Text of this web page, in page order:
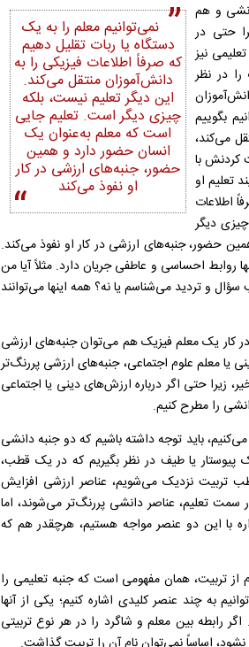
نمی‌توانیم معلم را به یک
دستگاه یا ربات تقلیل دهیم
که صرفاً اطلاعات فیزیکی را به
دانش‌آموزان منتقل می‌کند.
این دیگر تعلیم نیست، بلکه
چیزی دیگر است. تعلیم جایی
است که معلم به‌عنوان یک
انسان حضور دارد و همین
حضور، جنبه‌های ارزشی در کار
او نفوذ می‌کند
و هم
حتی در
نیز
را در نظر
بگوییم
می‌کند،
کردنش با
تعلیم او
اطلاعات
دیگر
حضور، جنبه‌های ارزشی در کار او نفوذ می‌کند.
روابط احساسی و عاطفی جریان دارد. مثلاً آیا من
و تردید می‌شناسم یا نه؟ همه اینها می‌توانند
کار یک معلم فیزیک هم می‌توان جنبه‌های ارزشی
معلم علوم اجتماعی، جنبه‌های ارزشی پررنگ‌تر
زیرا حتی اگر درباره ارزش‌های دینی یا اجتماعی
را مطرح کنیم.
باید توجه داشته باشیم که دو جنبه دانشی
پیوستار یا طیف در نظر بگیریم که در یک قطب،
تربیت نزدیک می‌شویم، عناصر ارزشی افزایش
سمت تعلیم، عناصر دانشی پررنگ‌تر می‌شوند، اما
با این دو عنصر مواجه هستیم، هرچقدر هم که
از تربیت، همان مفهومی است که جنبه تعلیمی را
به چند عنصر کلیدی اشاره کنیم؛ یکی از آنها
رابطه بین معلم و شاگرد را در هر نوع تربیتی